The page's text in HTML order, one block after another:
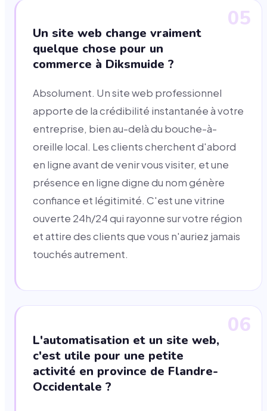
05
Un site web change vraiment
quelque chose pour un
commerce à Diksmuide ?
Absolument. Un site web professionnel
apporte de la crédibilité instantanée à votre
entreprise, bien au-delà du bouche-à-
oreille local. Les clients cherchent d'abord
en ligne avant de venir vous visiter, et une
présence en ligne digne du nom génère
confiance et légitimité. C'est une vitrine
ouverte 24h/24 qui rayonne sur votre région
et attire des clients que vous n'auriez jamais
touchés autrement.
06
L'automatisation et un site web,
c'est utile pour une petite
activité en province de Flandre-
Occidentale ?